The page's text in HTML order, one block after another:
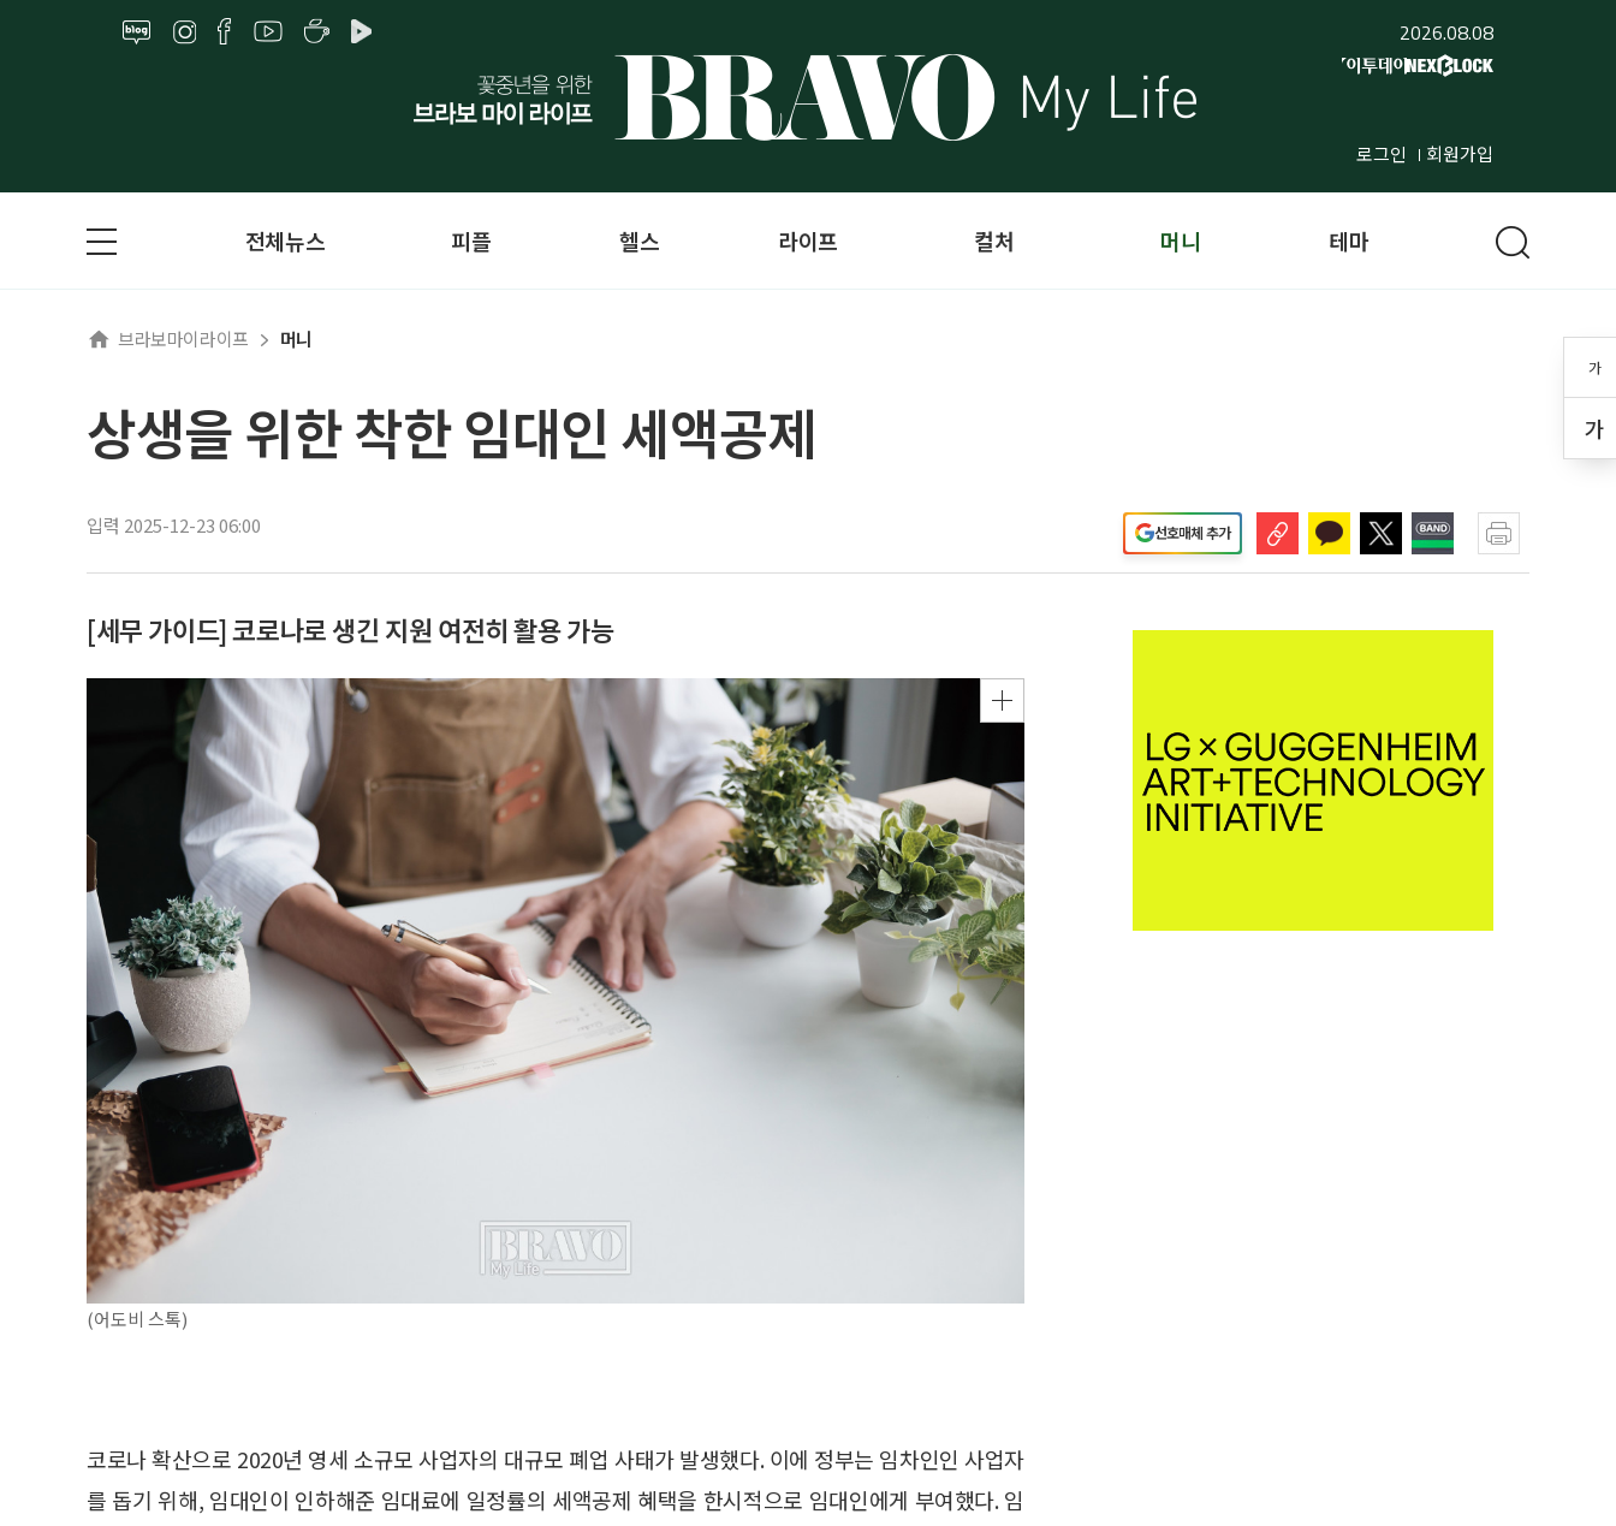
2026.08.08
로그인 회원가입
가
가
전체뉴스 피플 헬스 라이프 컬처 머니 테마
브라보마이라이프 머니
상생을 위한 착한 임대인 세액공제
입력 2025-12-23 06:00 선호매체 추가
[세무 가이드] 코로나로 생긴 지원 여전히 활용 가능
(어도비 스톡)
코로나 확산으로 2020년 영세 소규모 사업자의 대규모 폐업 사태가 발생했다. 이에 정부는 임차인인 사업자
를 돕기 위해, 임대인이 인하해준 임대료에 일정률의 세액공제 혜택을 한시적으로 임대인에게 부여했다. 임